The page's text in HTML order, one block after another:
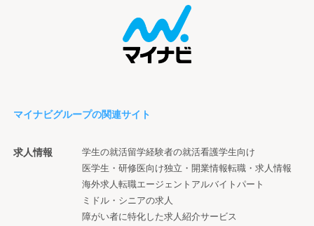
マイナビグループの関連サイト
求人情報 学生の就活留学経験者の就活看護学生向け
医学生・研修医向け独立・開業情報転職・求人情報
海外求人 転職エージェント アルバイト パート
ミドル・シニアの求人
障がい者に特化した求人紹介サービス